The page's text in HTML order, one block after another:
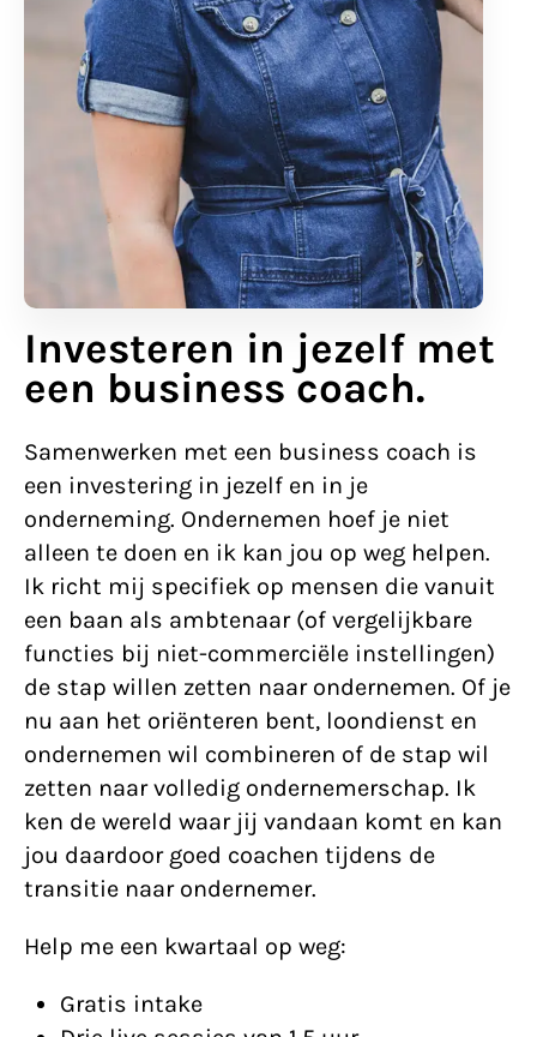
Investeren in jezelf met
een business coach.
Samenwerken met een business coach is
een investering in jezelf en in je
onderneming. Ondernemen hoef je niet
alleen te doen en ik kan jou op weg helpen.
Ik richt mij specifiek op mensen die vanuit
een baan als ambtenaar (of vergelijkbare
functies bij niet-commerciële instellingen)
de stap willen zetten naar ondernemen. Of je
nu aan het oriënteren bent, loondienst en
ondernemen wil combineren of de stap wil
zetten naar volledig ondernemerschap. Ik
ken de wereld waar jij vandaan komt en kan
jou daardoor goed coachen tijdens de
transitie naar ondernemer.
Help me een kwartaal op weg:
Gratis intake